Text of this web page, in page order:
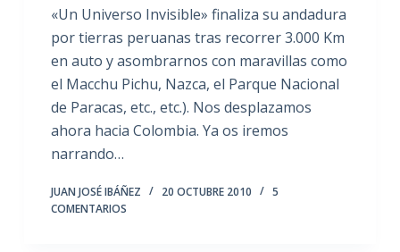
«Un Universo Invisible» finaliza su andadura
por tierras peruanas tras recorrer 3.000 Km
en auto y asombrarnos con maravillas como
el Macchu Pichu, Nazca, el Parque Nacional
de Paracas, etc., etc.). Nos desplazamos
ahora hacia Colombia. Ya os iremos
narrando…
JUAN JOSÉ IBÁÑEZ 20 OCTUBRE 2010
5
COMENTARIOS